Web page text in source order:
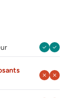
AoûtAoût
AoûtAoût